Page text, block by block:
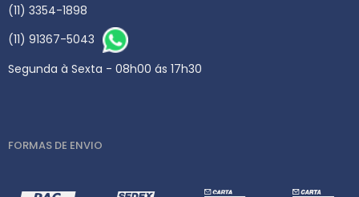
(11) 3354-1898
(11) 91367-5043
Segunda à Sexta - 08h00 ás 17h30
FORMAS DE ENVIO